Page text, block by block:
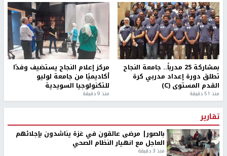
بمشاركة 25 مدرباً.. جامعة النجاح
تطلق دورة إعداد مدربي كرة
القدم المستوى (C)
منذ 51 دقيقة
مركز إعلام النجاح يستضيف وفدًا
أكاديميًا من جامعة لوليو
للتكنولوجيا السويدية
منذ 9 دقيقة
تقارير
بالصور| مرضى عالقون في غزة يناشدون بإجلائهم
العاجل مع انهيار النظام الصحي
منذ 3 دقيقة